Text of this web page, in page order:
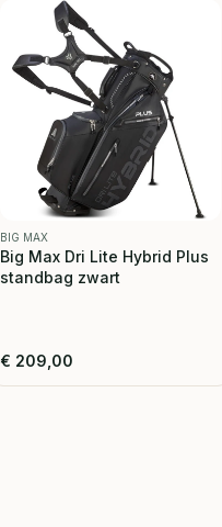
BIG MAX
Big Max Dri Lite Hybrid Plus
standbag zwart
€ 209,00